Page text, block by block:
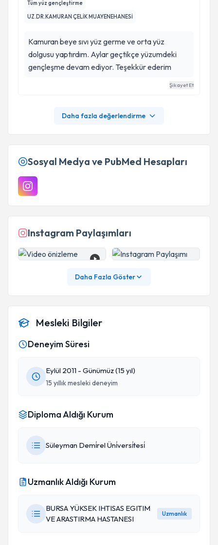
Tüm yüz gençleştirme
UZ.DR.KAMURAN ÇELİK MUAYENEHANESİ
Kamuran beye sıvı yüz germe ve orta yüz
dolgusu yaptırdım. Aylar geçtikçe yüzumdeki
gençleşme devam ediyor. Teşekkür ederim
Şikayet Et
Daha fazla değerlendirme
Sosyal Medya ve PubMed Hesapları
Instagram Paylaşımları
Daha Fazla Göster
Mesleki Bilgiler
Deneyim Süresi
Eylül 2011 - Günümüz (15 yıl)
15 yıllık mesleki deneyim
Diploma Aldığı Kurum
Süleyman Demi̇rel Üni̇versi̇tesi̇
Uzmanlık Aldığı Kurum
BURSA YÜKSEK IHTISAS EGITIM
VE ARASTIRMA HASTANESI
Uzmanlık